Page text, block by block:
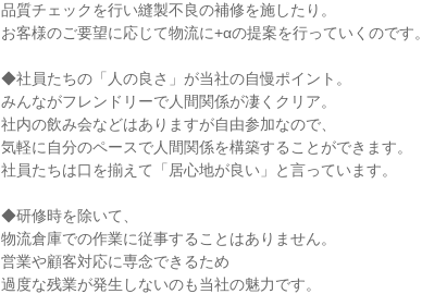
品質チェックを行い縫製不良の補修を施したり。
お客様のご要望に応じて物流に+αの提案を行っていくのです。
◆社員たちの「人の良さ」が当社の自慢ポイント。
みんながフレンドリーで人間関係が凄くクリア。
社内の飲み会などはありますが自由参加なので、
気軽に自分のペースで人間関係を構築することができます。
社員たちは口を揃えて「居心地が良い」と言っています。
◆研修時を除いて、
物流倉庫での作業に従事することはありません。
営業や顧客対応に専念できるため
過度な残業が発生しないのも当社の魅力です。